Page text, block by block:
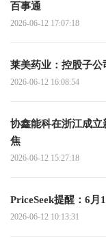
百事通
2026-06-12 17:07:18
莱美药业：控股子
2026-06-12 16:08:54
协鑫能科在浙江成
焦
2026-06-12 15:27:18
PriceSeek提醒：6月
2026-06-12 10:13:31